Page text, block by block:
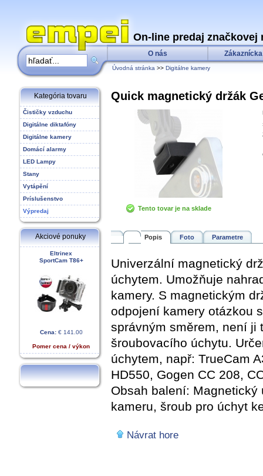
On-line predaj
O nás
Úvodná stránka >> Digitálne kamery
Kategória tovaru
Čističky vzduchu
Digitálne diktafóny
Digitálne kamery
Domácí alarmy
LED Lampy
Stany
Vytápění
Príslušenstvo
Výpredaj
Akciové ponuky
Eltrinex
SportCam T86+
Cena:€ 141.00
Pomer cena / výkon
Quick magnetický držák
Tento tovar je na sklade
Popis Foto Parametre
Univerzální magnetický
úchytem. Umožňuje
kamery. S magnetickým
odpojení kamery otázkou
správným směrem, není ji
šroubovacího úchytu.
úchytem, např: TrueCam
HD550, Gogen CC 208,
Obsah balení:
kameru, šroub pro úchyt
Návrat hore